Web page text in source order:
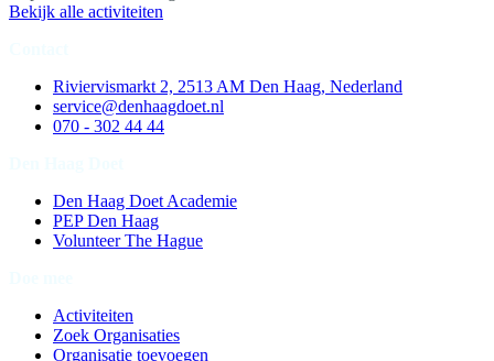
Bekijk alle activiteiten
Riviervismarkt 2, 2513 AM Den Haag, Nederland
service@denhaagdoet.nl
070 - 302 44 44
Den Haag Doet Academie
PEP Den Haag
Volunteer The Hague
Activiteiten
Zoek Organisaties
Organisatie toevoegen